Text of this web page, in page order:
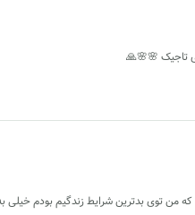
تاجیک 🌸🌸🙏
من توی بدترین شرایط زندگیم بودم